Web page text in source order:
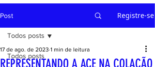
Post Registre-se
Todos posts
Todos posts
REPRESENTANDO A ACE NA COLAÇÃO
17 de ago. de 2023 1 min de leitura